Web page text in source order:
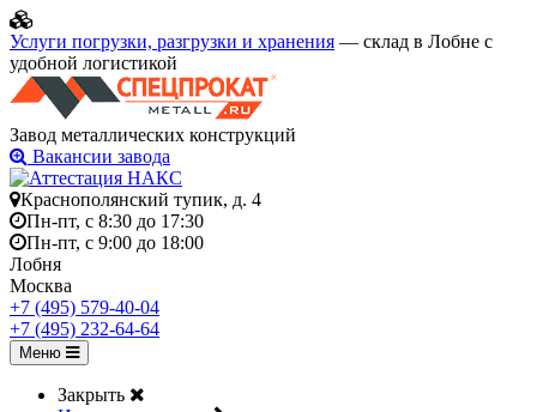
Услуги погрузки, разгрузки и хранения — склад в Лобне с
удобной логистикой
Завод металлических конструкций
Вакансии завода
Краснополянский тупик, д. 4
Пн-пт, с 8:30 до 17:30
Пн-пт, с 9:00 до 18:00
Лобня
Москва
+7 (495) 579-40-04
+7 (495) 232-64-64
Меню
Закрыть